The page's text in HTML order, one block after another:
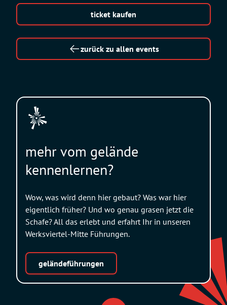
ticket kaufen
zurück zu allen events
mehr vom gelände
kennenlernen?
Wow, was wird denn hier gebaut? Was war hier
eigentlich früher? Und wo genau grasen jetzt die
Schafe? All das erlebt und erfahrt Ihr in unseren
Werksviertel-Mitte Führungen.
geländeführungen